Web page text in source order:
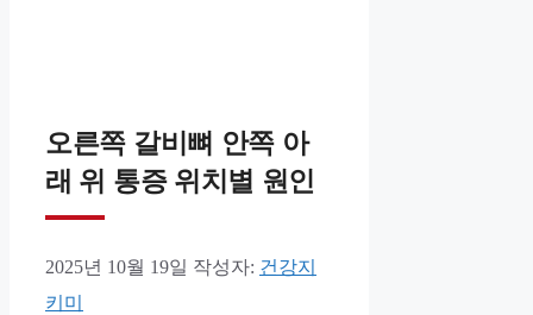
오른쪽 갈비뼈 안쪽 아
래 위 통증 위치별 원인
2025년 10월 19일 작성자: 건강지
키미